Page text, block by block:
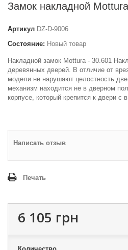
Замок накладной
Артикул DZ-D-9006
Состояние: Новый товар
Накладной замок Mottura - 30.601
деревянных дверей. В отличие от
модели не нарушают целостность
механизм находится не в дверном
корпусе, который крепится к двери с
Написать отзыв
Печать
6 105 грн